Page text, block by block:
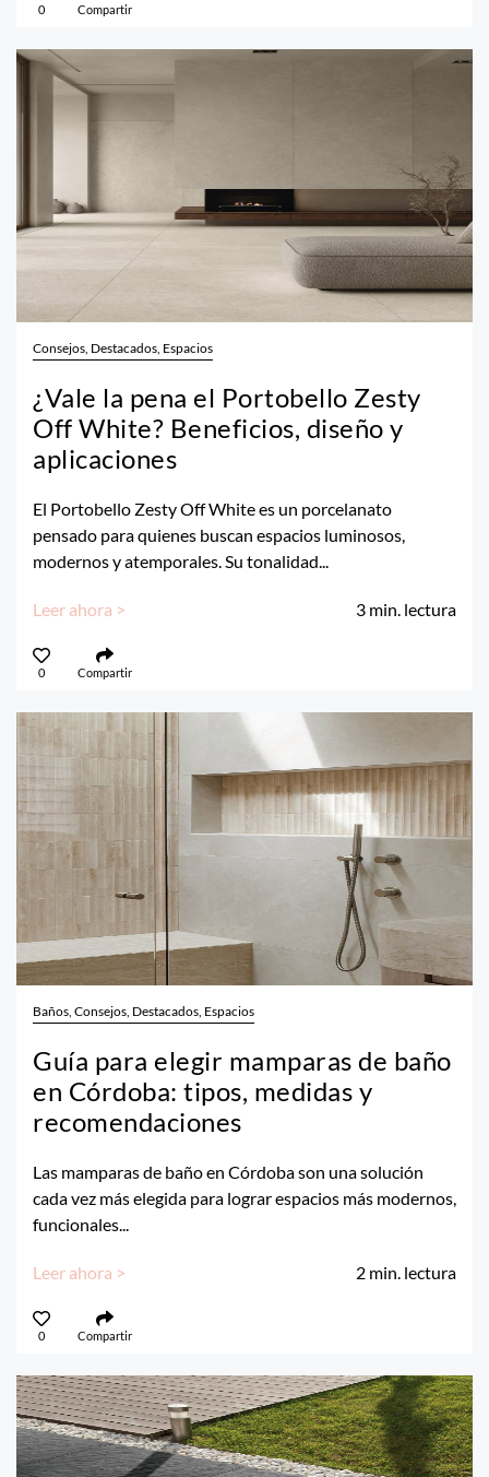
0 Compartir
Consejos, Destacados, Espacios
¿Vale la pena el Portobello Zesty
Off White? Beneficios, diseño y
aplicaciones
El Portobello Zesty Off White es un porcelanato
pensado para quienes buscan espacios luminosos,
modernos y atemporales. Su tonalidad...
Leer ahora > 3 min. lectura
0 Compartir
Baños, Consejos, Destacados, Espacios
Guía para elegir mamparas de baño
en Córdoba: tipos, medidas y
recomendaciones
Las mamparas de baño en Córdoba son una solución
cada vez más elegida para lograr espacios más modernos,
funcionales...
Leer ahora > 2 min. lectura
0 Compartir